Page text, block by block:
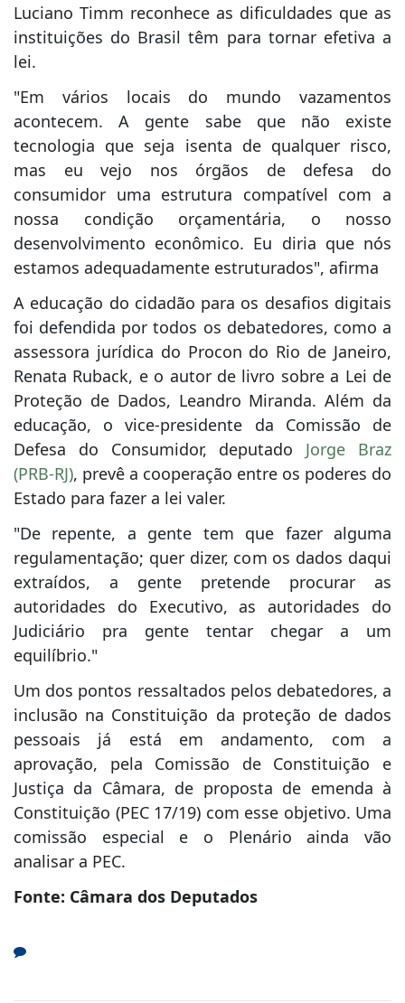
Luciano Timm reconhece as dificuldades que as
instituições do Brasil têm para tornar efetiva a
lei.
"Em vários locais do mundo vazamentos
acontecem. A gente sabe que não existe
tecnologia que seja isenta de qualquer risco,
mas eu vejo nos órgãos de defesa do
consumidor uma estrutura compatível com a
nossa condição orçamentária, o nosso
desenvolvimento econômico. Eu diria que nós
estamos adequadamente estruturados", afirma
A educação do cidadão para os desafios digitais
foi defendida por todos os debatedores, como a
assessora jurídica do Procon do Rio de Janeiro,
Renata Ruback, e o autor de livro sobre a Lei de
Proteção de Dados, Leandro Miranda. Além da
educação, o vice-presidente da Comissão de
Defesa do Consumidor, deputado Jorge Braz
(PRB-RJ), prevê a cooperação entre os poderes do
Estado para fazer a lei valer.
"De repente, a gente tem que fazer alguma
regulamentação; quer dizer, com os dados daqui
extraídos, a gente pretende procurar as
autoridades do Executivo, as autoridades do
Judiciário pra gente tentar chegar a um
equilíbrio."
Um dos pontos ressaltados pelos debatedores, a
inclusão na Constituição da proteção de dados
pessoais já está em andamento, com a
aprovação, pela Comissão de Constituição e
Justiça da Câmara, de proposta de emenda à
Constituição (PEC 17/19) com esse objetivo. Uma
comissão especial e o Plenário ainda vão
analisar a PEC.
Fonte: Câmara dos Deputados